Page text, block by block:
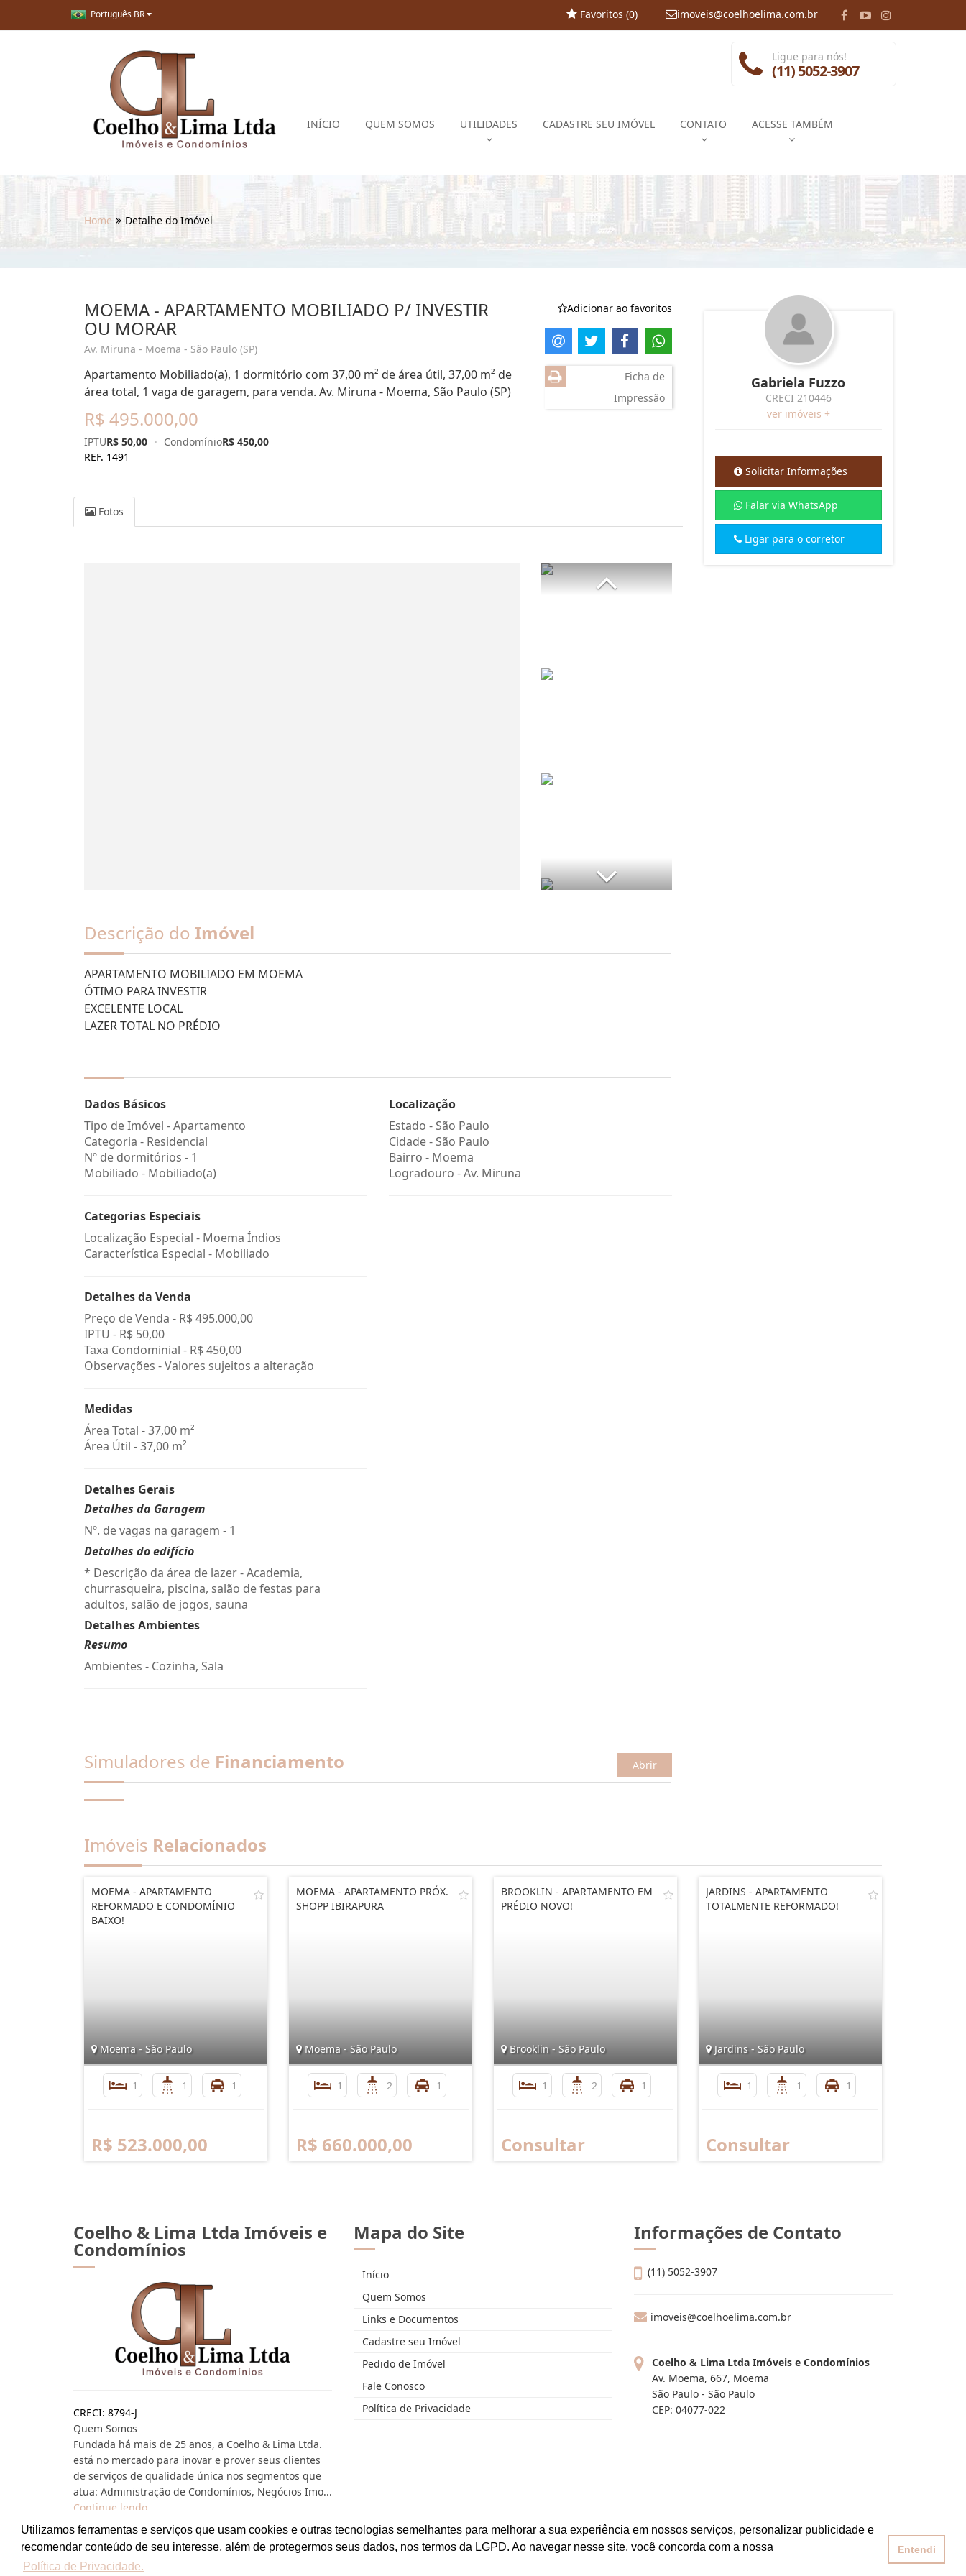
Utilizamos ferramentas e serviços que usam cookies e outras tecnologias semelhantes para melhorar a sua experiência em nossos serviços, personalizar publicidade e
recomendar conteúdo de seu interesse, além de protegermos seus dados, nos termos da LGPD. Ao navegar nesse site, você concorda com a nossa
Política de Privacidade.
Entendi
Português BR imoveis@coelhoelima.com.br
Favoritos (0)
INÍCIO QUEM SOMOS UTILIDADES CADASTRE SEU IMÓVEL CONTATO ACESSE TAMBÉM
Ligue para nós!
(11) 5052-3907
Home Detalhe do Imóvel
MOEMA - APARTAMENTO MOBILIADO P/ INVESTIR
OU MORAR
Av. Miruna - Moema - São Paulo (SP)
Apartamento Mobiliado(a), 1 dormitório com 37,00 m² de área útil, 37,00 m² de
área total, 1 vaga de garagem, para venda. Av. Miruna - Moema, São Paulo (SP)
R$ 495.000,00
IPTUR$ 50,00 · CondomínioR$ 450,00
REF. 1491
Adicionar ao favoritos
Ficha de
Impressão
Fotos
Descrição do Imóvel
APARTAMENTO MOBILIADO EM MOEMA
ÓTIMO PARA INVESTIR
EXCELENTE LOCAL
LAZER TOTAL NO PRÉDIO
Dados Básicos
Tipo de Imóvel - Apartamento
Categoria - Residencial
Nº de dormitórios - 1
Mobiliado - Mobiliado(a)
Categorias Especiais
Localização Especial - Moema Índios
Característica Especial - Mobiliado
Detalhes da Venda
Preço de Venda - R$ 495.000,00
IPTU - R$ 50,00
Taxa Condominial - R$ 450,00
Observações - Valores sujeitos a alteração
Medidas
Área Total - 37,00 m²
Área Útil - 37,00 m²
Detalhes Gerais
Detalhes da Garagem
Nº. de vagas na garagem - 1
Detalhes do edifício
* Descrição da área de lazer - Academia,
churrasqueira, piscina, salão de festas para
adultos, salão de jogos, sauna
Detalhes Ambientes
Resumo
Ambientes - Cozinha, Sala
Localização
Estado -São Paulo
Cidade -São Paulo
Bairro - Moema
Logradouro -Av. Miruna
Simuladores de Financiamento Abrir
Gabriela Fuzzo
CRECI 210446
ver imóveis +
Solicitar Informações
Falar via WhatsApp
Ligar para o corretor
Imóveis Relacionados
MOEMA - APARTAMENTO
REFORMADO E CONDOMÍNIO
BAIXO!
Moema - São Paulo
1 1 1
R$ 523.000,00
MOEMA - APARTAMENTO PRÓX.
SHOPP IBIRAPURA
Moema - São Paulo
1 2 1
R$ 660.000,00
BROOKLIN - APARTAMENTO EM
PRÉDIO NOVO!
Brooklin - São Paulo
1 2 1
Consultar
JARDINS - APARTAMENTO
TOTALMENTE REFORMADO!
Jardins - São Paulo
1 1 1
Consultar
Coelho & Lima Ltda Imóveis e
Condomínios
CRECI: 8794-J
Quem Somos
Fundada há mais de 25 anos, a Coelho & Lima Ltda.
está no mercado para inovar e prover seus clientes
de serviços de qualidade única nos segmentos que
atua: Administração de Condomínios, Negócios Imo...
Continue lendo...
Mapa do Site
Início
Quem Somos
Links e Documentos
Cadastre seu Imóvel
Pedido de Imóvel
Fale Conosco
Política de Privacidade
Informações de Contato
(11) 5052-3907
imoveis@coelhoelima.com.br
Coelho & Lima Ltda Imóveis e Condomínios
Av. Moema, 667, Moema
São Paulo - São Paulo
CEP: 04077-022
Site desenvolvido por